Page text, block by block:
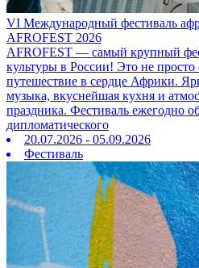
VI Международный фестиваль
AFROFEST 2026
AFROFEST — самый крупный
культуры в России! Это не
путешествие в сердце Африки.
музыка, вкуснейшая кухня и
праздника. Фестиваль ежегодно
дипломатического
20.07.2026 - 05.09.2026
Фестиваль